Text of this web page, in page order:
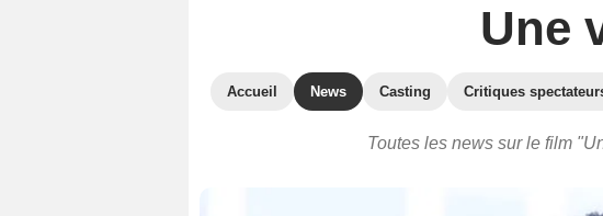
Une
Accueil News Casting Critiques
Toutes les news sur le film